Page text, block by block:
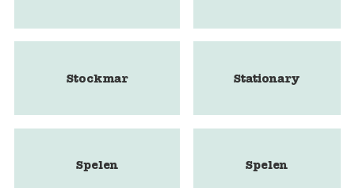
Stockmar Stationary
Spelen Spelen